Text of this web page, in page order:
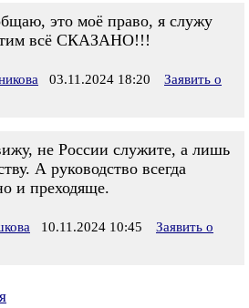
это моё право, я служу
всё СКАЗАНО!!!
03.11.2024 18:20
Заявить о
не России служите, а лишь
А руководство всегда
и преходяще.
10.11.2024 10:45
Заявить о